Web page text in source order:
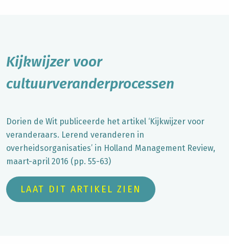
Kijkwijzer voor
cultuurveranderprocessen
Dorien de Wit publiceerde het artikel ‘Kijkwijzer voor
veranderaars. Lerend veranderen in
overheidsorganisaties’ in Holland Management Review,
maart-april 2016 (pp. 55-63)
LAAT DIT ARTIKEL ZIEN